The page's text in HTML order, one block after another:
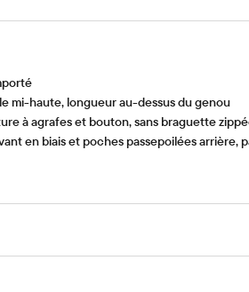
mi-haute, longueur au-dessus du genou
à agrafes et bouton, sans braguette
en biais et poches passepoilées